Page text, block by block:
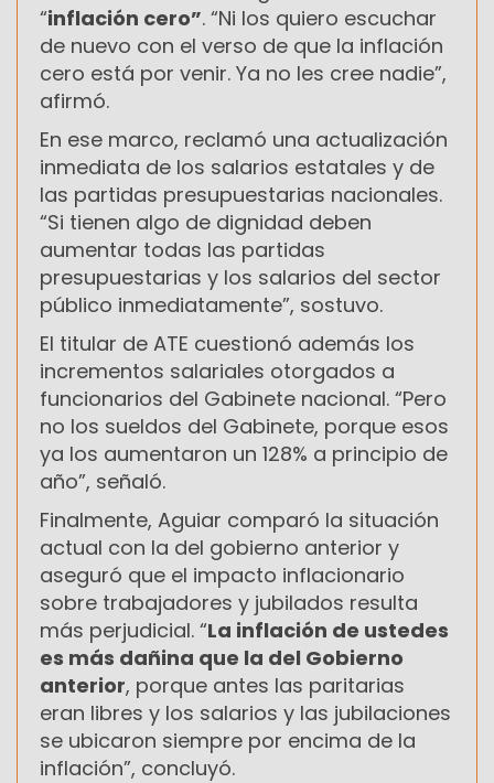
“inflación cero”. “Ni los quiero escuchar
de nuevo con el verso de que la inflación
cero está por venir. Ya no les cree nadie”,
afirmó.
En ese marco, reclamó una actualización
inmediata de los salarios estatales y de
las partidas presupuestarias nacionales.
“Si tienen algo de dignidad deben
aumentar todas las partidas
presupuestarias y los salarios del sector
público inmediatamente”, sostuvo.
El titular de ATE cuestionó además los
incrementos salariales otorgados a
funcionarios del Gabinete nacional. “Pero
no los sueldos del Gabinete, porque esos
ya los aumentaron un 128% a principio de
año”, señaló.
Finalmente, Aguiar comparó la situación
actual con la del gobierno anterior y
aseguró que el impacto inflacionario
sobre trabajadores y jubilados resulta
más perjudicial. “La inflación de ustedes
es más dañina que la del Gobierno
anterior, porque antes las paritarias
eran libres y los salarios y las jubilaciones
se ubicaron siempre por encima de la
inflación”, concluyó.